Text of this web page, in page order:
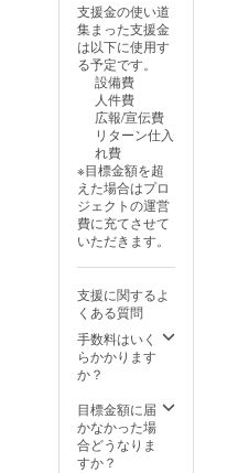
支援金の使い道
集まった支援金
は以下に使用す
る予定です。
設備費
人件費
広報/宣伝費
リターン仕入
れ費
※目標金額を超
えた場合はプロ
ジェクトの運営
費に充てさせて
いただきます。
支援に関するよ
くある質問
手数料はいく
らかかります
か？
目標金額に届
かなかった場
合どうなりま
すか？